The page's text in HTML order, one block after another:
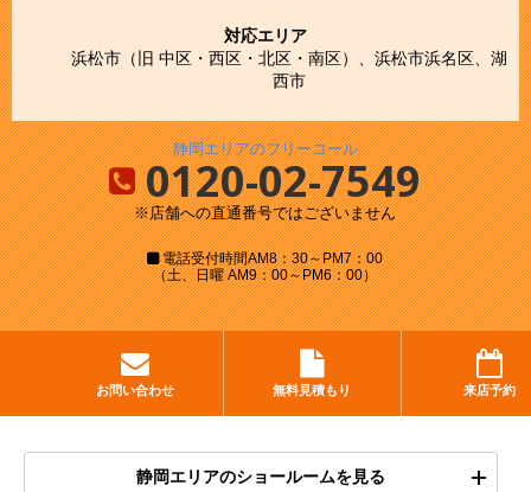
対応エリア
浜松市（旧 中区・西区・北区・南区）、浜松市浜名区、湖
西市
静岡エリアのフリーコール
0120-02-7549
※店舗への直通番号ではございません
電話受付時間AM8：30～PM7：00
（土、日曜 AM9：00～PM6：00）
お問い合わせ 無料見積もり 来店予約
静岡エリアのショールームを見る